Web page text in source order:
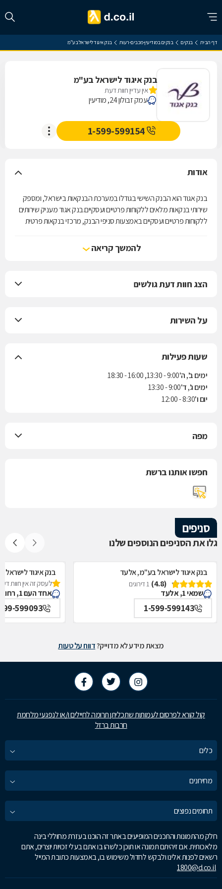
דף הבית בנקים בנקים במודיעין-מכבים-רעות בנק איגוד לישראל בע"מ
בנק איגוד לישראל בע"מ
אין עדיין חוות דעת
עמק זבולון 24, מודיעין
1-599-599154
אודות
בנק אגוד הוא הבנק השישי בגודלו במערכת הבנקאות בישראל, ומספק
שירותי בנקאות מלאים ללקוחות פרטיים ועסקיים.בנק אגוד מעניק שירותים
ללקוחות פרטיים ועסקיים באמצעות סניפי הבנק, מרכזי בנקאות פרטית
האינטרנט והמוקד הטלפוני של הבנק, אגוד ישיר. לבנק אגוד חברות בנות
בתחום הליסינג, השקעות ריאליות, חיתום וחברה לנאמנות.
להמשך קריאה
הצג חוות דעת גולשים
על השירות
שעות פעילות
ימים ב', ה'9:00 - 13:30, 16:00 - 18:30
ימים ג', ד'9:00 - 13:30
יום ו'8:30 - 12:00
מפה
חפשו אותנו ברשת
סניפים
גלו את הסניפים הנוספים שלנו
בנק איגוד לישראל בע"מ, אלעד
(4.8)
1 דירוגים
שמאי 1, אלעד
1-599-599143
בנק איגוד לישראל
לעסק זה אין חוות
אחד העם 1, רחובות
599093
מצאת מידע לא מדוייק?דווח על טעות
קול קורא לפרסום לעמותות שתכליתן תרומה לחיילים ו/או לנפגעי מלחמת
חרבות ברזל
כלים
מחירונים
תחומים נפוצים
חלק מהתמונות והתכנים המופיעים באתר זה הוכנו בעזרת מחוללי בינה
מלאכותית. אם זיהיתם תמונה או תוכן כלשהו בו אתם בעלי זכויות יוצרים, אתם
רשאים לפנות אלינו ולבקש לחדול משימוש בו, באמצעות כתובת המייל
1800@d.co.il